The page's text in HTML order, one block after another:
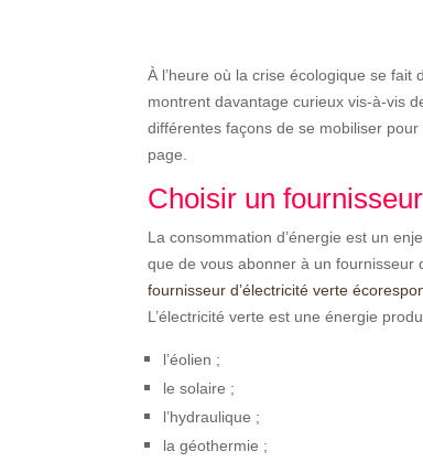
À l’heure où la crise écologique se
montrent davantage curieux vis-à-vis
différentes façons de se mobiliser
page.
Choisir un
La consommation d’énergie est un
que de vous abonner à un fournisseur
fournisseur d’électricité verte
L’électricité verte est une énergie
l’éolien ;
le solaire ;
l’hydraulique ;
la géothermie ;